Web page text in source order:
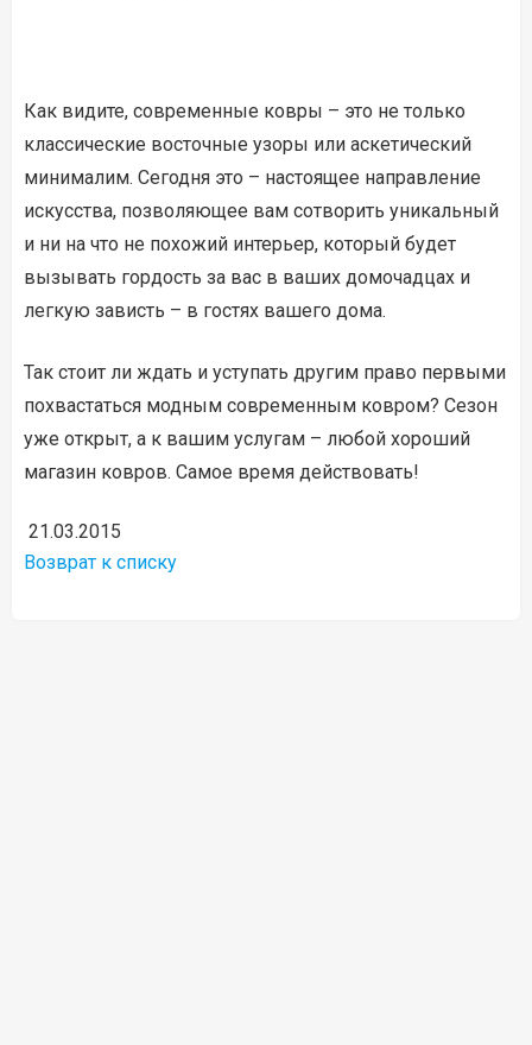
Как видите, современные ковры – это не только
классические восточные узоры или аскетический
минималим. Сегодня это – настоящее направление
искусства, позволяющее вам сотворить уникальный
и ни на что не похожий интерьер, который будет
вызывать гордость за вас в ваших домочадцах и
легкую зависть – в гостях вашего дома.
Так стоит ли ждать и уступать другим право первыми
похвастаться модным современным ковром? Сезон
уже открыт, а к вашим услугам – любой хороший
магазин ковров. Самое время действовать!
21.03.2015
Возврат к списку